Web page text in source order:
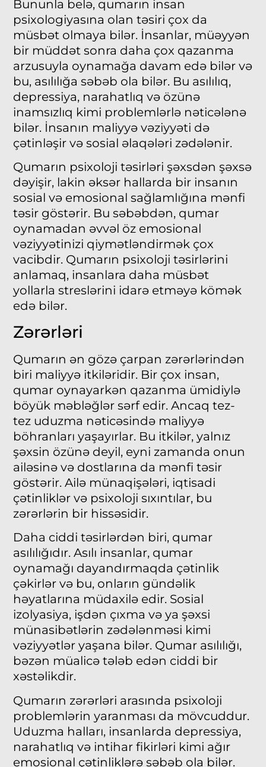
Bununla belə, qumarın insan
psixologiyasına olan təsiri çox da
müsbət olmaya bilər. İnsanlar, müəyyən
bir müddət sonra daha çox qazanma
arzusuyla oynamağa davam edə bilər və
bu, asılılığa səbəb ola bilər. Bu asılılıq,
depressiya, narahatlıq və özünə
inamsızlıq kimi problemlərlə nəticələnə
bilər. İnsanın maliyyə vəziyyəti də
çətinləşir və sosial əlaqələri zədələnir.
Qumarın psixoloji təsirləri şəxsdən şəxsə
dəyişir, lakin əksər hallarda bir insanın
sosial və emosional sağlamlığına mənfi
təsir göstərir. Bu səbəbdən, qumar
oynamadan əvvəl öz emosional
vəziyyətinizi qiymətləndirmək çox
vacibdir. Qumarın psixoloji təsirlərini
anlamaq, insanlara daha müsbət
yollarla streslərini idarə etməyə kömək
edə bilər.
Zərərləri
Qumarın ən gözə çarpan zərərlərindən
biri maliyyə itkiləridir. Bir çox insan,
qumar oynayarkən qazanma ümidiylə
böyük məbləğlər sərf edir. Ancaq tez-
tez uduzma nəticəsində maliyyə
böhranları yaşayırlar. Bu itkilər, yalnız
şəxsin özünə deyil, eyni zamanda onun
ailəsinə və dostlarına da mənfi təsir
göstərir. Ailə münaqişələri, iqtisadi
çətinliklər və psixoloji sıxıntılar, bu
zərərlərin bir hissəsidir.
Daha ciddi təsirlərdən biri, qumar
asılılığıdır. Asılı insanlar, qumar
oynamağı dayandırmaqda çətinlik
çəkirlər və bu, onların gündəlik
həyatlarına müdaxilə edir. Sosial
izolyasiya, işdən çıxma və ya şəxsi
münasibətlərin zədələnməsi kimi
vəziyyətlər yaşana bilər. Qumar asılılığı,
bəzən müalicə tələb edən ciddi bir
xəstəlikdir.
Qumarın zərərləri arasında psixoloji
problemlərin yaranması da mövcuddur.
Uduzma halları, insanlarda depressiya,
narahatlıq və intihar fikirləri kimi ağır
emosional çətinliklərə səbəb ola bilər.